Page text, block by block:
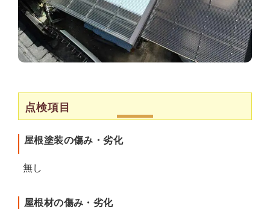
点検項目
屋根塗装の傷み・劣化
無し
屋根材の傷み・劣化